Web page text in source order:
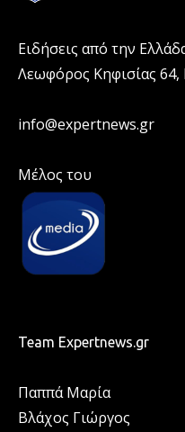
Ειδήσεις από την
Λεωφόρος Κηφισίας
info@expertnews.gr
Μέλος του
Team Expertnews.gr
Παππά Μαρία
Βλάχος Γιώργος